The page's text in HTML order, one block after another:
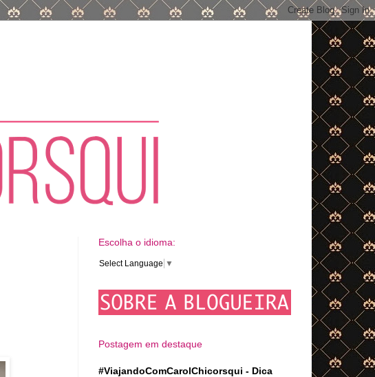
Escolha o idioma:
Select Language ▼
Postagem em destaque
#ViajandoComCarolChicorsqui - Dica